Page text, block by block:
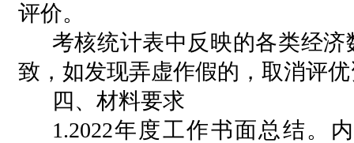
评价。
考核统计表中反映的各类经
致，如发现弄虚作假的，取消评
四、材料要求
1.2022年度工作书面总结。